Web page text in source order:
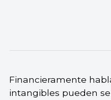
Financieramente
intangibles pueden